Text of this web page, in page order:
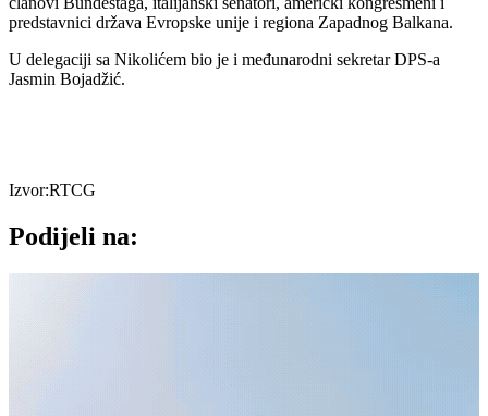
predstavnici država Evropske unije i regiona Zapadnog Balkana.
U delegaciji sa Nikolićem bio je i međunarodni sekretar DPS-a
Jasmin Bojadžić.
Izvor:RTCG
Podijeli na: